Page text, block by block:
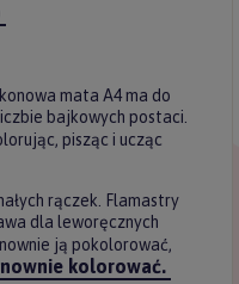
mata A4 ma do
bajkowych postaci.
pisząc i ucząc
rączek. Flamastry
dla leworęcznych
ją pokolorować,
kolorować.